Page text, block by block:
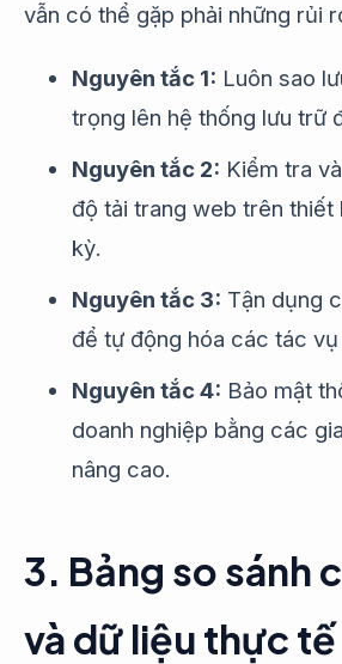
vẫn có thể gặp phải những rủi
Nguyên tắc 1: Luôn sao
trọng lên hệ thống lưu trữ
Nguyên tắc 2: Kiểm tra
độ tải trang web trên thiết
kỳ.
Nguyên tắc 3: Tận dụng
để tự động hóa các tác vụ
Nguyên tắc 4: Bảo mật
doanh nghiệp bằng các
nâng cao.
3. Bảng so sánh
và dữ liệu thực tế